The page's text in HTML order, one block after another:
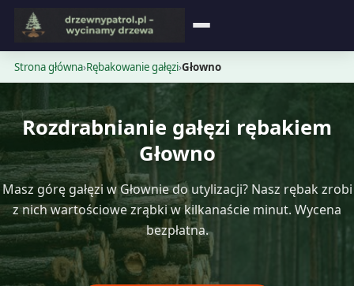
Strona główna
Opinie
Kontakt
Strona główna›Rębakowanie gałęzi›Głowno
Rozdrabnianie gałęzi rębakiem
Głowno
Masz górę gałęzi w Głownie do utylizacji? Nasz rębak zrobi
z nich wartościowe zrąbki w kilkanaście minut. Wycena
bezpłatna.